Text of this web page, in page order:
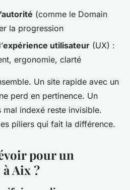
(comme le Domain
la progression
expérience utilisateur (UX) :
ergonomie, clarté
Un site rapide avec un
perd en pertinence. Un
indexé reste invisible.
piliers qui fait la différence.
pour un
Aix ?